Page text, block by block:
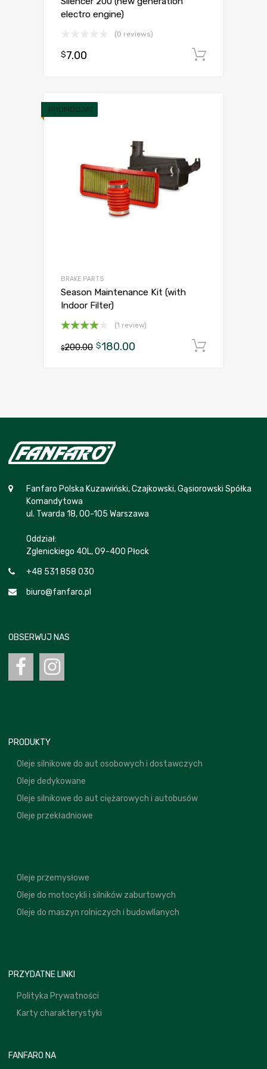
electro engine)
(0 reviews)
$7.00
PROMOCJA!
BRAKE PARTS
Season Maintenance Kit (with
Indoor Filter)
4.00na
(1 review)
$200.00 $180.00
Fanfaro Polska Kuzawiński, Czajkowski, Gąsiorowski Spółka
Komandytowa
ul. Twarda 18, 00-105 Warszawa
Oddział:
Zglenickiego 40L, 09-400 Płock
+48 531 858 030
biuro@fanfaro.pl
OBSERWUJ NAS
PRODUKTY
Oleje silnikowe do aut osobowych i dostawczych
Oleje dedykowane
Oleje silnikowe do aut ciężarowych i autobusów
Oleje przekładniowe
Oleje przemysłowe
Oleje do motocykli i silników zaburtowych
Oleje do maszyn rolniczych i budowllanych
PRZYDATNE LINKI
Polityka Prywatności
Karty charakterystyki
FANFARO NA